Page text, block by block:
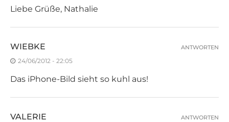
Liebe Grüße, Nathalie
WIEBKE
24/06/2012 - 22:05
Das iPhone-Bild sieht so kuhl aus!
ANTWORTEN
VALERIE ANTWORTEN